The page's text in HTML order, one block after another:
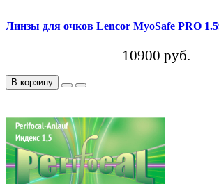
Линзы для очков Lencor MyoSafe PRO
10900 руб.
В корзину